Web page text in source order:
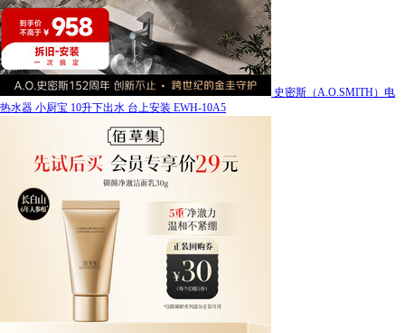
史密斯（A.O.SMITH）电
热水器 小厨宝 10升下出水 台上安装 EWH-10A5